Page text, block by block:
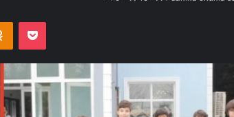
Odnoklassniki
Pocket